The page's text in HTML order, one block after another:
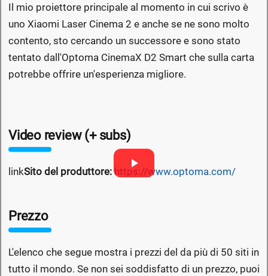
Il mio proiettore principale al momento in cui scrivo è
uno Xiaomi Laser Cinema 2 e anche se ne sono molto
contento, sto cercando un successore e sono stato
tentato dall'Optoma CinemaX D2 Smart che sulla carta
potrebbe offrire un'esperienza migliore.
Video review (+ subs)
linkSito del produttore: https://www.optoma.com/
Prezzo
L'elenco che segue mostra i prezzi del da più di 50 siti in
tutto il mondo. Se non sei soddisfatto di un prezzo, puoi